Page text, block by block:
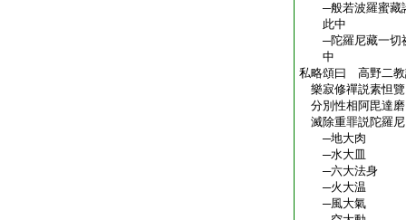
─般若波羅蜜藏
此中
─陀羅尼藏一切
中
私略頌曰 高野二教
樂寂修禪説素怛
分別性相阿毘達
滅除重罪説陀羅
─地大肉
─水大皿
─六大法身
─火大温
─風大氣